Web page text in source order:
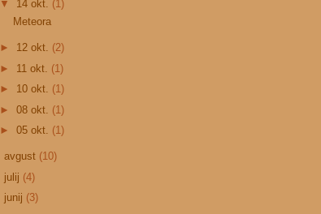
▼ 14 okt. (1)
Meteora
► 12 okt. (2)
► 11 okt. (1)
► 10 okt. (1)
►08 okt. (1)
►05 okt. (1)
avgust (10)
julij (4)
junij (3)